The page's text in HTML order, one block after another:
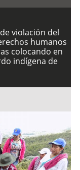
violación del
humanos
colocando en
indígena de